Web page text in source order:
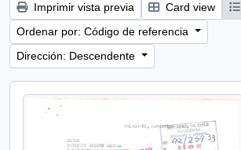
Imprimir vista previa Card view
Ordenar por: Código de referencia
Dirección: Descendente